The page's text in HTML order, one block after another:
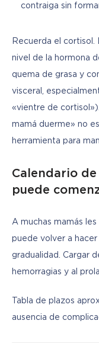
contraiga sin
Recuerda el cortisol.
nivel de la hormona
quema de grasa y
visceral,
«vientre de
mamá duerme» no
herramienta para
Calendario
puede
A muchas mamás
puede volver a
gradualidad. Cargar
hemorragias y al
Tabla de plazos
ausencia de